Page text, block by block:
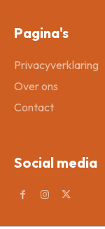
Pagina's
Privacyverklaring
Over ons
Contact
Social media